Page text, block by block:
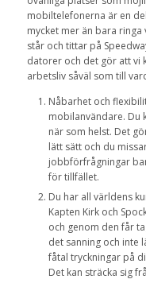
mobiltelefonerna är en
mycket mer än bara
står och tittar på
datorer och det gör att vi
arbetsliv såväl som till
Nåbarhet och
mobilanvändare. Du
när som helst. Det
lätt sätt och du
jobbförfrågningar
för tillfället.
Du har all världens
Kapten Kirk och
och genom den får
det sanning och inte
fåtal tryckningar på
Det kan sträcka sig